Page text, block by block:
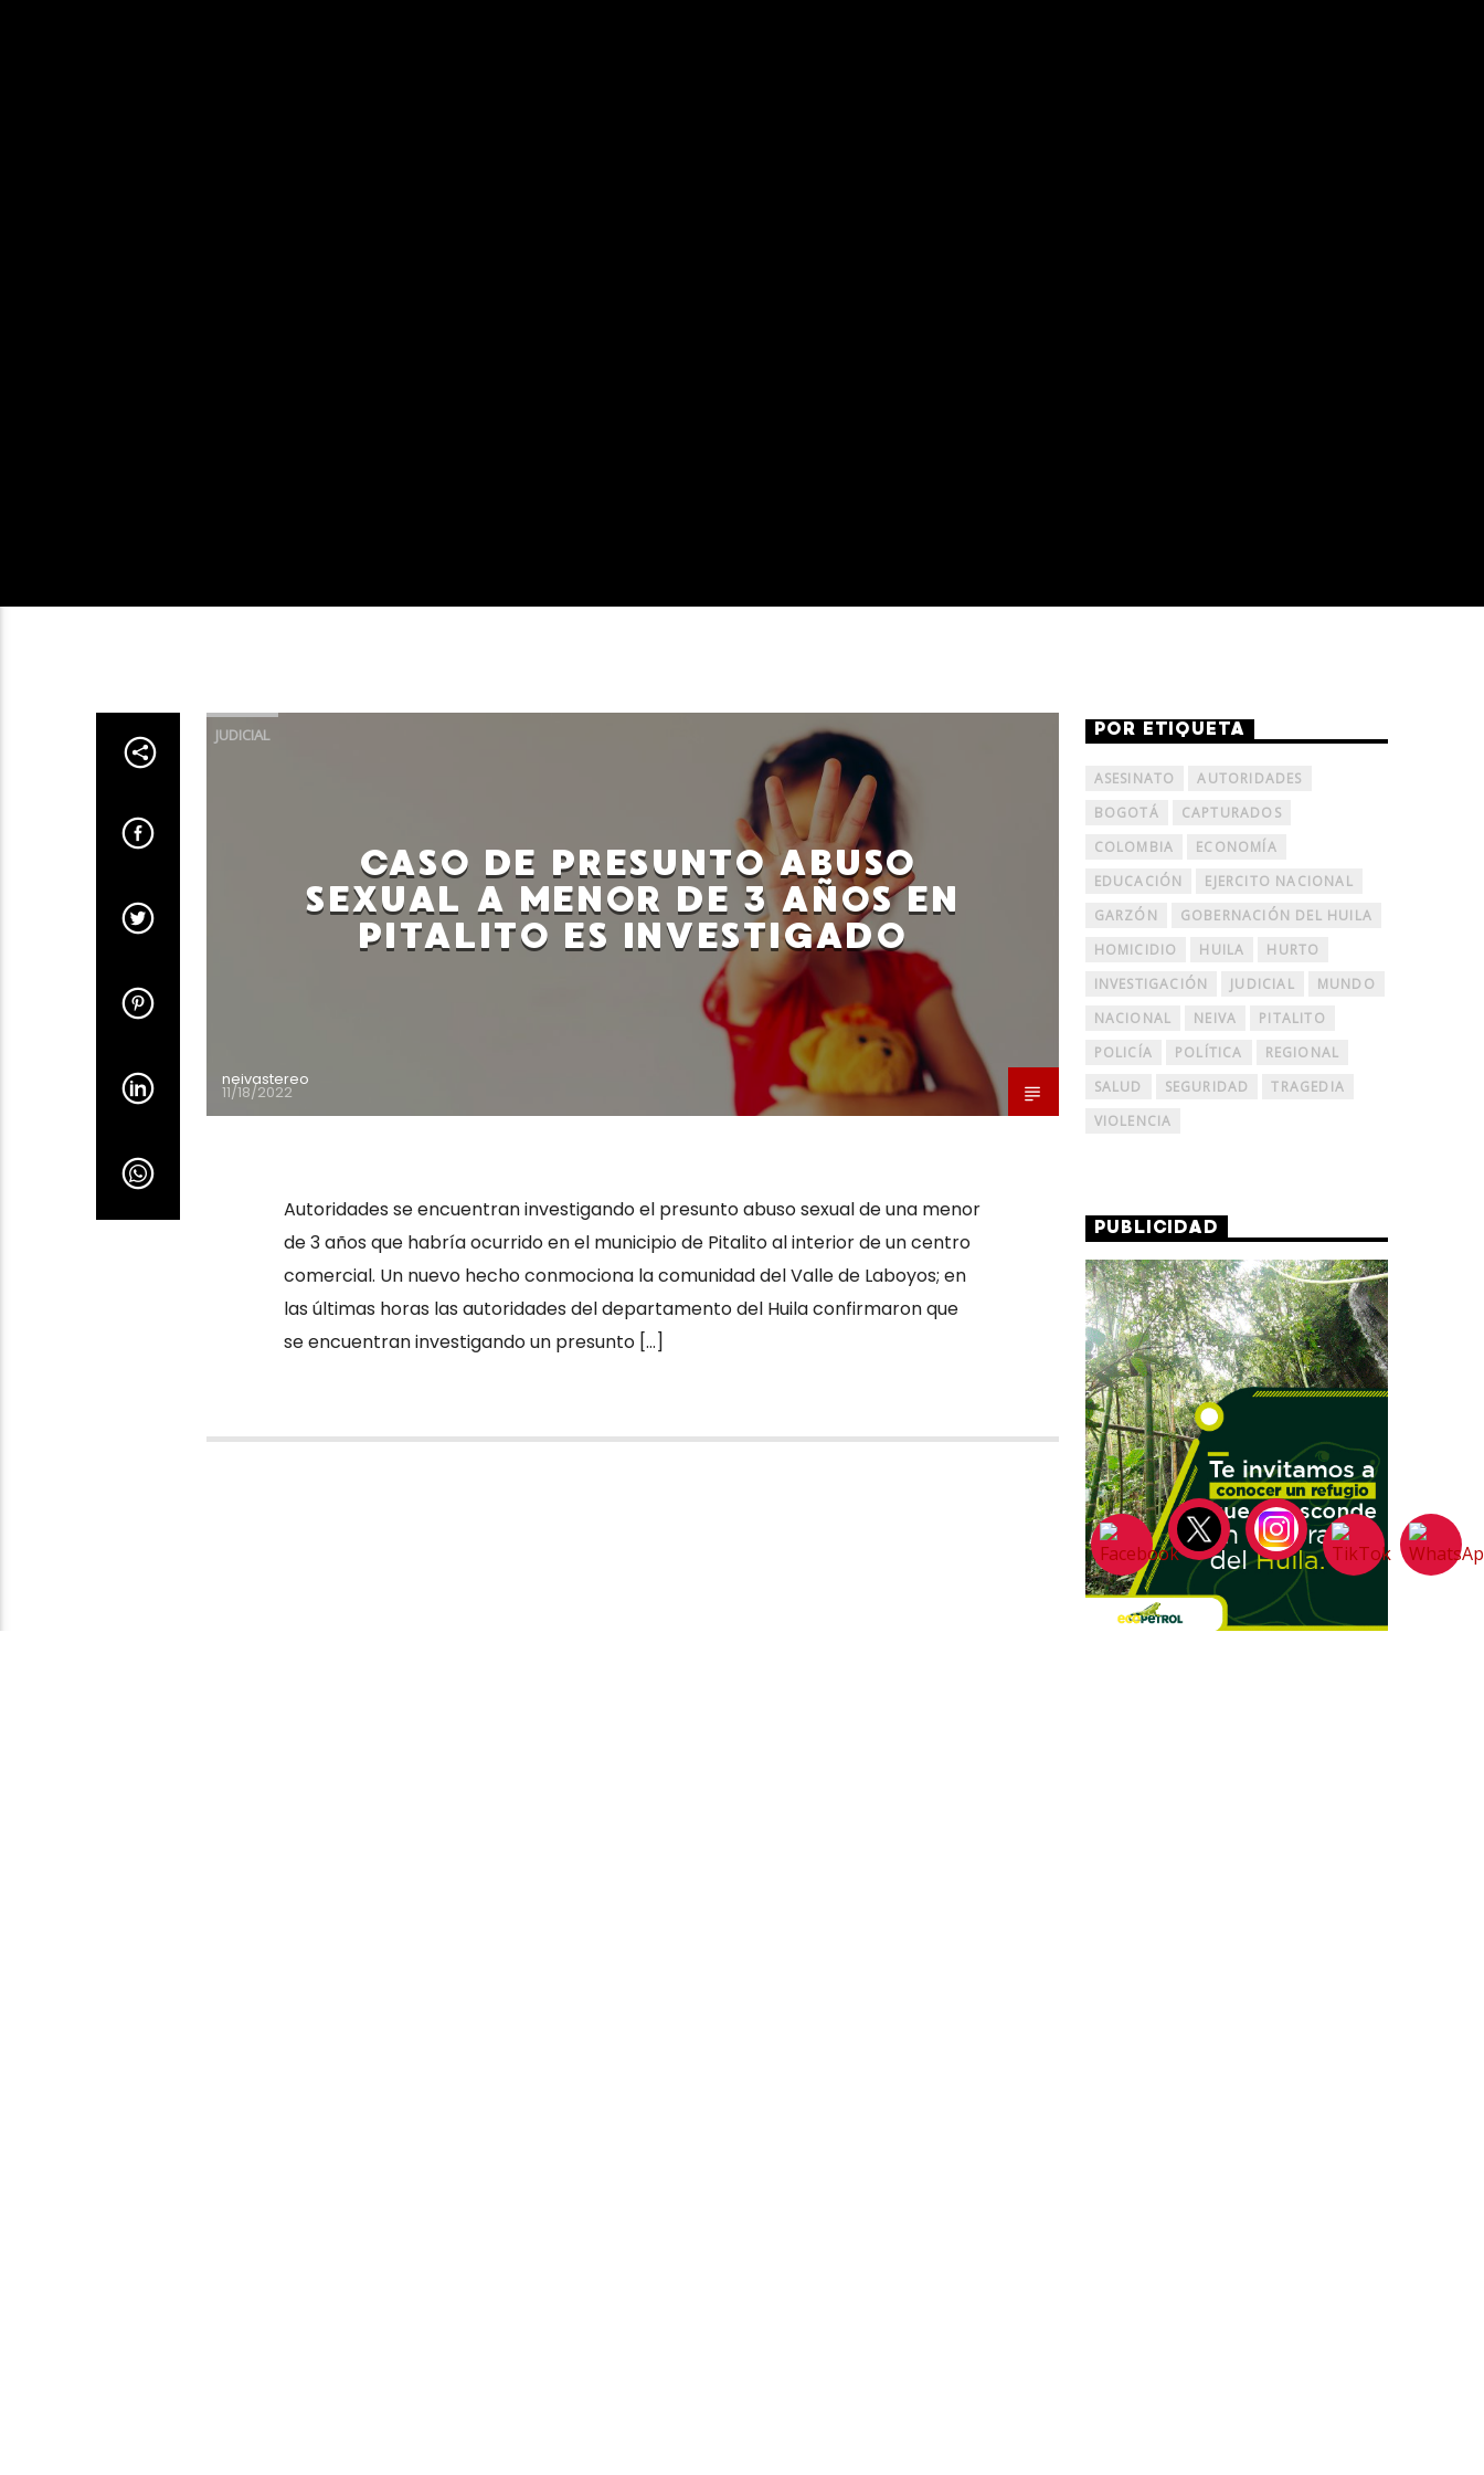
JUDICIAL
CASO DE PRESUNTO ABUSO
SEXUAL A MENOR DE 3 AÑOS EN
PITALITO ES INVESTIGADO
neivastereo
11/18/2022
Autoridades se encuentran investigando el presunto abuso sexual de una menor
de 3 años que habría ocurrido en el municipio de Pitalito al interior de un centro
comercial. Un nuevo hecho conmociona la comunidad del Valle de Laboyos; en
las últimas horas las autoridades del departamento del Huila confirmaron que
se encuentran investigando un presunto […]
POR ETIQUETA
ASESINATO
AUTORIDADES
BOGOTÁ
CAPTURADOS
COLOMBIA
ECONOMÍA
EDUCACIÓN
EJERCITO NACIONAL
GARZÓN
GOBERNACIÓN DEL HUILA
HOMICIDIO
HUILA
HURTO
INVESTIGACIÓN
JUDICIAL
MUNDO
NACIONAL
NEIVA
PITALITO
POLICÍA
POLÍTICA
REGIONAL
SALUD
SEGURIDAD
TRAGEDIA
VIOLENCIA
PUBLICIDAD